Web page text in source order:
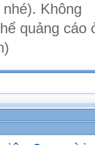
Không
quảng cáo